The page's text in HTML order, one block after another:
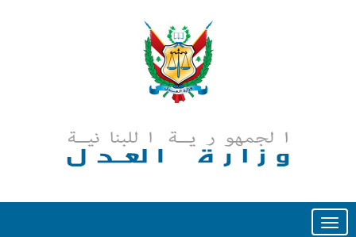
Toggle